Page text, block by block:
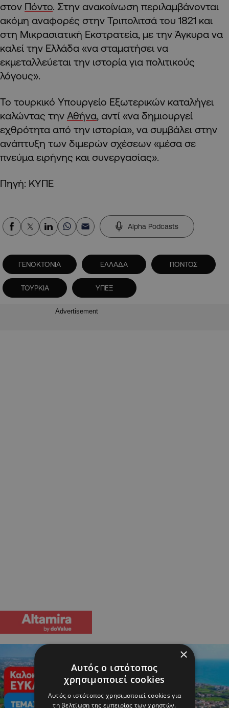
στον Πόντο. Στην ανακοίνωση περιλαμβάνονται
ακόμη αναφορές στην Τριπολιτσά του 1821 και
στη Μικρασιατική Εκστρατεία, με την Άγκυρα να
καλεί την Ελλάδα «να σταματήσει να
εκμεταλλεύεται την ιστορία για πολιτικούς
λόγους».
Το τουρκικό Υπουργείο Εξωτερικών καταλήγει
καλώντας την Αθήνα, αντί «να δημιουργεί
εχθρότητα από την ιστορία», να συμβάλει στην
ανάπτυξη των διμερών σχέσεων «μέσα σε
πνεύμα ειρήνης και συνεργασίας».
Πηγή: ΚΥΠΕ
Alpha Podcasts
ΓΕΝΟΚΤΟΝΙΑ ΕΛΛΑΔΑ ΠΟΝΤΟΣ
ΤΟΥΡΚΙΑ ΥΠΕΞ
Advertisement
×
Αυτός ο ιστότοπος
χρησιμοποιεί cookies
Αυτός ο ιστότοπος χρησιμοποιεί cookies για
τη βελτίωση της εμπειρίας των χρηστών.